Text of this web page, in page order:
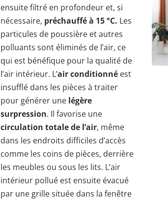
ensuite filtré en profondeur et, si
nécessaire, préchauffé à 15 °C. Les
particules de poussière et autres
polluants sont éliminés de l’air, ce
qui est bénéfique pour la qualité de
l’air intérieur. L’air conditionné est
insufflé dans les pièces à traiter
pour générer une légère
surpression. Il favorise une
circulation totale de l’air, même
dans les endroits difficiles d’accès
comme les coins de pièces, derrière
les meubles ou sous les lits. L’air
intérieur pollué est ensuite évacué
par une grille située dans la fenêtre